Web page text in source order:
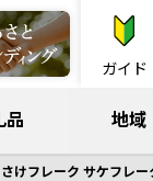
ガイド
品 地域
けフレーク サケフ